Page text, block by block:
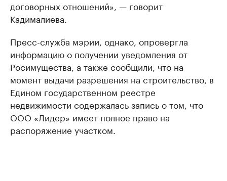
договорных отношений», — говорит
Кадималиева.
Пресс-служба мэрии, однако, опровергла
информацию о получении уведомления от
Росимущества, а также сообщили, что на
момент выдачи разрешения на строительство, в
Едином государственном реестре
недвижимости содержалась запись о том, что
ООО «Лидер» имеет полное право на
распоряжение участком.